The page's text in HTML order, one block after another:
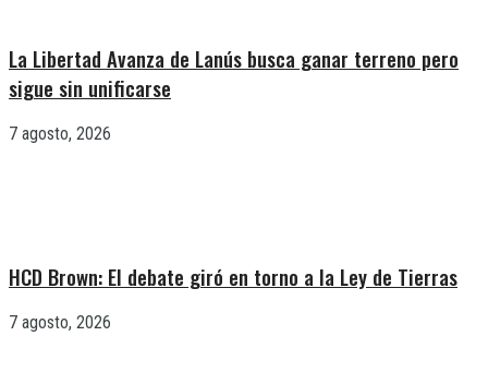
La Libertad Avanza de Lanús busca ganar terreno pero
sigue sin unificarse
7 agosto, 2026
HCD Brown: El debate giró en torno a la Ley de Tierras
7 agosto, 2026